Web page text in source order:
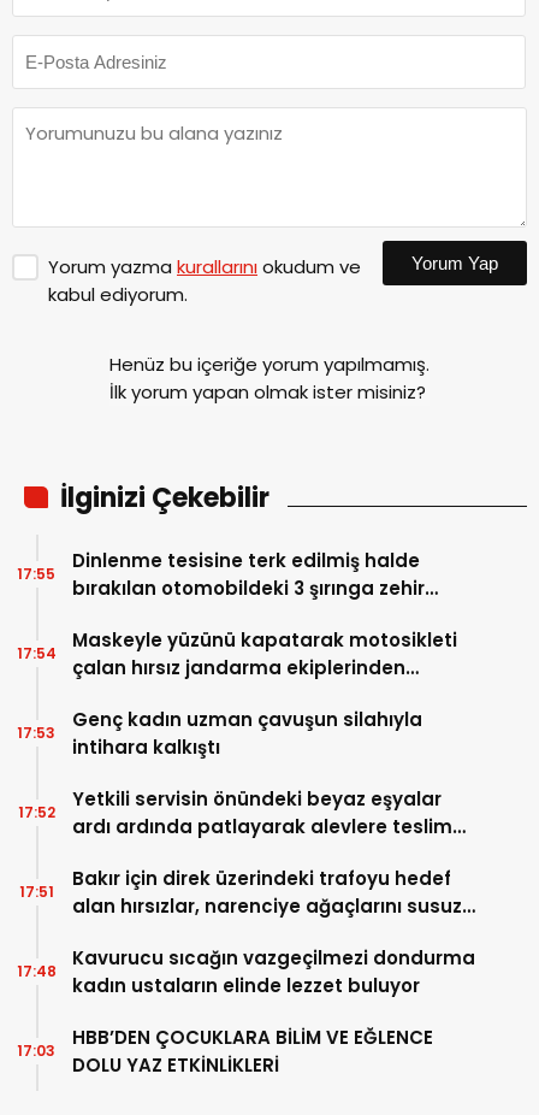
Yorum yazma kurallarınıokudum ve
kabul ediyorum.
Yorum Yap
Henüz bu içeriğe yorum yapılmamış.
İlk yorum yapan olmak ister misiniz?
İlginizi Çekebilir
Dinlenme tesisine terk edilmiş halde
bırakılan otomobildeki 3 şırınga zehir
17:55
Maskeyle yüzünü kapatarak motosikleti
çalan hırsız jandarma ekiplerinden
17:54
Genç kadın uzman çavuşun silahıyla
intihara kalkıştı
17:53
Yetkili servisin önündeki beyaz eşyalar
ardı ardında patlayarak alevlere teslim
17:52
Bakır için direk üzerindeki trafoyu hedef
alan hırsızlar, narenciye ağaçlarını susuz
17:51
Kavurucu sıcağın vazgeçilmezi dondurma
kadın ustaların elinde lezzet buluyor
17:48
HBB’DEN ÇOCUKLARA BİLİM VE EĞLENCE
DOLU YAZ ETKİNLİKLERİ
17:03